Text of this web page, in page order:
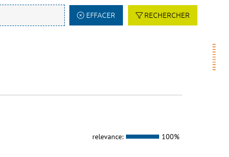
EFFACER RECHERCHER
relevance: 100%